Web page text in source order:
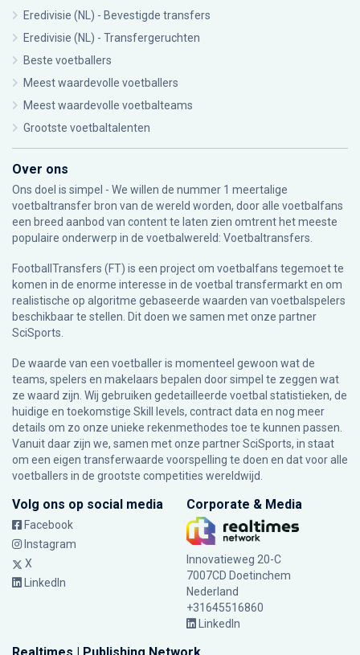
Eredivisie (NL) - Bevestigde transfers
Eredivisie (NL) - Transfergeruchten
Beste voetballers
Meest waardevolle voetballers
Meest waardevolle voetbalteams
Grootste voetbaltalenten
Over ons
Ons doel is simpel - We willen de nummer 1 meertalige
voetbaltransfer bron van de wereld worden, door alle voetbalfans
een breed aanbod van content te laten zien omtrent het meeste
populaire onderwerp in de voetbalwereld: Voetbaltransfers.
FootballTransfers (FT) is een project om voetbalfans tegemoet te
komen in de enorme interesse in de voetbal transfermarkt en om
realistische op algoritme gebaseerde waarden van voetbalspelers
beschikbaar te stellen. Dit doen we samen met onze partner
SciSports
De waarde van een voetballer is momenteel gewoon wat de
teams, spelers en makelaars bepalen door simpel te zeggen wat
ze waard zijn. Wij gebruiken gedetailleerde voetbal statistieken, de
huidige en toekomstige Skill levels, contract data en nog meer
details om zo onze unieke rekenmethodes toe te kunnen passen.
Vanuit daar zijn we, samen met onze partner SciSports, in staat
om een eigen transferwaarde voorspelling te doen en dat voor alle
voetballers in de grootste competities wereldwijd.
Volg ons op social media
Facebook
Instagram
X
LinkedIn
Corporate & Media
Innovatieweg 20-C
7007CD Doetinchem
Nederland
+31645516860
LinkedIn